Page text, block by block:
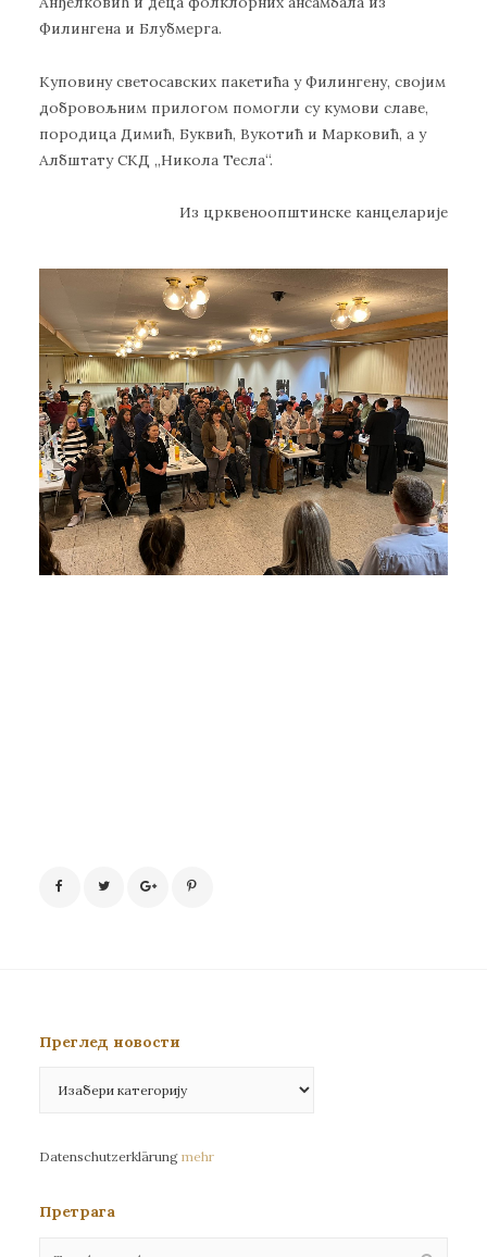
Филингена и Блубмерга.
Куповину светосавских пакетића у Филингену, својим
добровољним прилогом помогли су кумови славе,
породица Димић, Буквић, Вукотић и Марковић, а у
Албштату СКД „Никола Тесла“.
Из црквеноопштинске канцеларије
Преглед новости
новости
Datenschutzerklärung mehr
Претрага